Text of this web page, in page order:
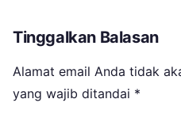
Tinggalkan Balasan
Alamat email Anda tidak
yang wajib ditandai *